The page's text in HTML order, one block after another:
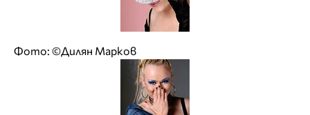
Фото: ©Дилян Марков